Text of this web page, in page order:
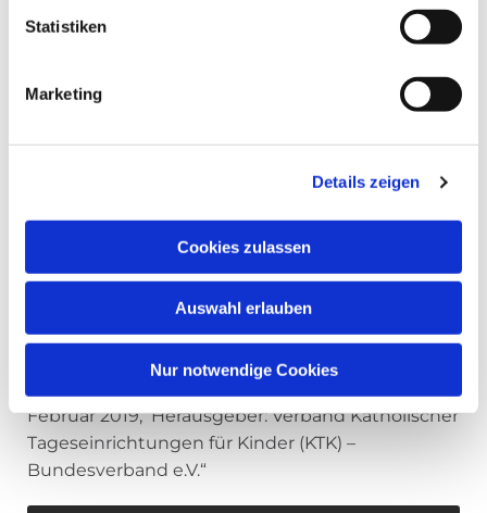
Statistiken
Marketing
Details zeigen
Cookies zulassen
Auswahl erlauben
Nur notwendige Cookies
Ressourcen
Qualitätsentwicklung und -
Quellenangabe:
"KTK-Gütesiegel Bundesrahmenhandbuch, 5.
Februar 2019, Herausgeber: Verband Katholischer
Tageseinrichtungen für Kinder (KTK) –
Bundesverband e.V.“